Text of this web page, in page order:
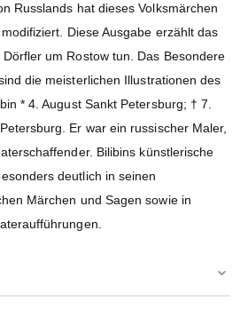
Russlands hat dieses Volksmärchen
Diese Ausgabe erzählt das
um Rostow tun. Das Besondere
die meisterlichen Illustrationen des
* 4. August Sankt Petersburg; † 7.
Er war ein russischer Maler,
Bilibins künstlerische
deutlich in seinen
Märchen und Sagen sowie in